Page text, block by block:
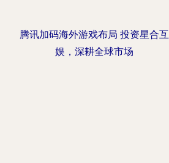
腾讯加码海外游戏布局 投资星合互
娱，深耕全球市场